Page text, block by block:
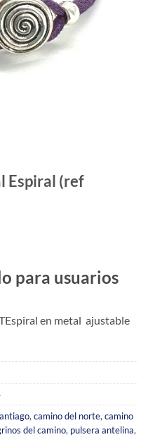
Espiral (ref
para usuarios
en metal ajustable
, camino del norte, camino
del camino, pulsera antelina,